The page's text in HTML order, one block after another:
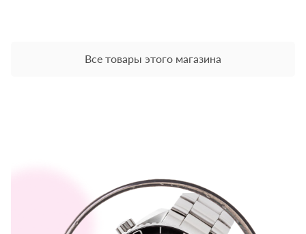
Все товары этого магазина